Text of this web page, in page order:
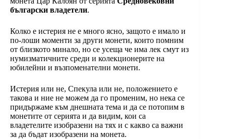
български владетели.
Колко е истерия не е много ясно, защото е имало и
по-лоши моменти за други монети, които помним
от близкото минало, но се усеща че има лек смут из
нумизматичните среди и колекционерите на
юбилейни и възпоменателни монети.
Истерия или не, Спекула или не, положението е
такова и ние не можем да го променим, но нека се
придържаме към днешната тема и да се потопим в
монетите от серията и да видим, кои са
владетелите изобразени на тях и с какво са важни
за да бъдат изобразени на монета.